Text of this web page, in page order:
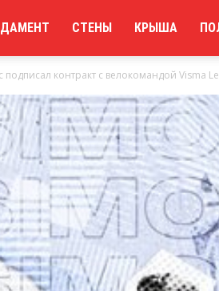
СТЕНЫ КРЫША
контракт с велокомандой Visma